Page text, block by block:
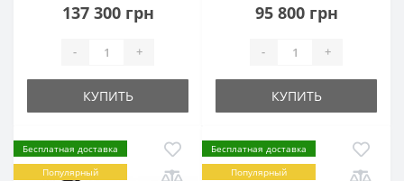
137 300 грн
- +
КУПИТЬ
95 800 грн
- +
КУПИТЬ
Бесплатная доставка
Популярный
Бесплатная доставка
Популярный